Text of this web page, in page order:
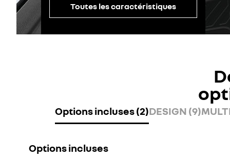
Toutes les caractéristiques
Options incluses (2)DESIGN (9)
Options incluses